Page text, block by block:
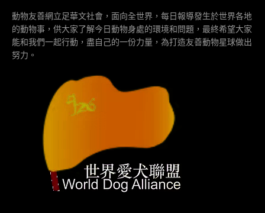
動物友善網立足華文社會，面向全世界，每日報導發生於世界各地
的動物事，供大家了解今日動物身處的環境和問題，最終希望大家
能和我們一起行動，盡自己的一份力量，為打造友善動物星球做出
努力。